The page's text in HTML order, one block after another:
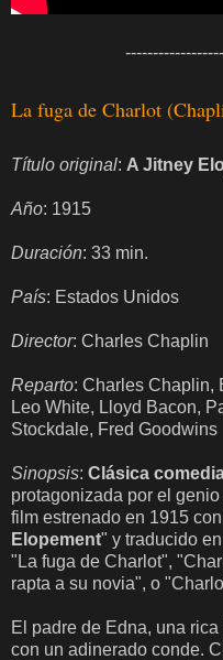
La fuga de Charlot
Título original: A Jitney
Año: 1915
Duración: 33 min.
País: Estados Unidos
Director: Charles Chaplin
Reparto: Charles Chaplin,
Leo White, Lloyd Bacon,
Stockdale, Fred Goodwins
Sinopsis: Clásica
protagonizada por el
film estrenado en 1915
Elopement" y traducido
"La fuga de Charlot",
rapta a su novia", o
El padre de Edna, una
con un adinerado conde.